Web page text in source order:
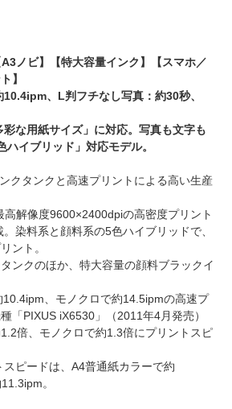
A3ノビ】【特大容量インク】【スマホ／
】
10.4ipm、L判フチなし写真：約30秒、
な用紙サイズ」に対応。写真も文字も
ハイブリッド」対応モデル。
クタンクと高速プリントによる高い生産
高解像度9600×2400dpiの高密度プリント
染料系と顔料系の5色ハイブリッドで、
ント。
ンクのほか、特大容量の顔料ブラックイ
10.4ipm、モノクロで約14.5ipmの高速プ
「PIXUS iX6530」（2011年4月発売）
倍、モノクロで約1.3倍にプリントスピ
ピードは、A4普通紙カラーで約
。